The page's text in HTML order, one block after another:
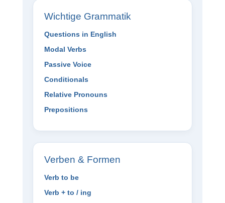
Wichtige Grammatik
Questions in English
Modal Verbs
Passive Voice
Conditionals
Relative Pronouns
Prepositions
Verben & Formen
Verb to be
Verb + to / ing